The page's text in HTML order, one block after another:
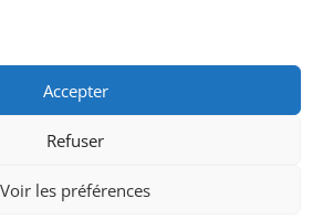
Accepter
Refuser
Voir les préférences
du lundi au vendredi de 8h30 à 12h00
et de 13h30 à 17h00
parValentin Harrang